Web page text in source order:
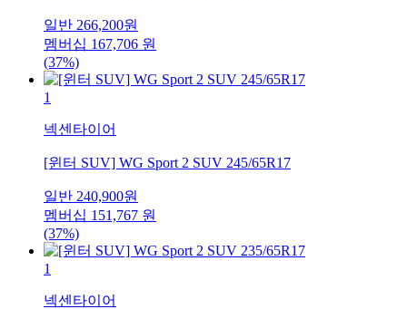
일반 266,200원
멤버십 167,706 원
(37%)
1
넥센타이어
[윈터 SUV] WG Sport 2 SUV 245/65R17
일반 240,900원
멤버십 151,767 원
(37%)
1
넥센타이어